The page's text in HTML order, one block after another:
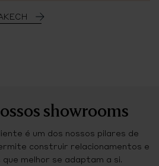
showrooms
é um dos nossos pilares de
construir relacionamentos e
melhor se adaptam a si.